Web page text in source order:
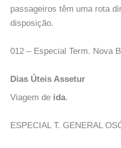
passageiros têm uma rota
disposição.
012 – Especial Term. Nova
Dias Úteis Assetur
Viagem de ida.
ESPECIAL T. GENERAL